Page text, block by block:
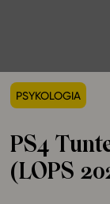
Yläkoulu
Lukio
Ominaisuudet
PSYKOLOGIA
PS4
(LOPS